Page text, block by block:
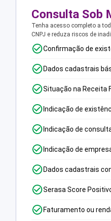
Consulta Sob
Tenha acesso completo a
CNPJ e reduza riscos de
Confirmação de
Dados cadastrais
Situação na Receita
Indicação de
Indicação de
Indicação de
Dados cadastrais
Serasa Score
Faturamento ou